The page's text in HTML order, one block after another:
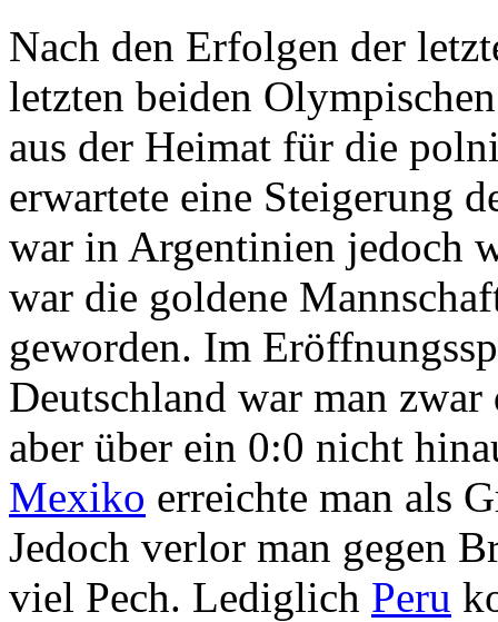
Nach den Erfolgen der
letzten beiden
aus der Heimat für die
erwartete eine Steigerung
war in Argentinien jedoch
war die goldene
geworden. Im
Deutschland war man
aber über ein 0:0 nicht
Mexiko erreichte man als
Jedoch verlor man gegen
viel Pech. Lediglich Peru